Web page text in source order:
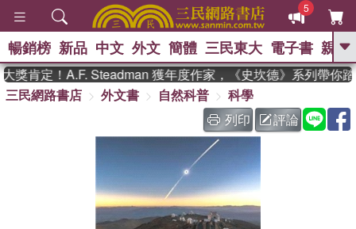
5
GO
熱搜： 東野圭吾 、
、 如果歷史是一群喵 、 暑期
國際布克獎 臺灣漫遊錄 、 方
、 台灣的李登輝時代
孩：黎曼猜想
、 偉大的迷走神經
暢銷榜 新品 中文 外文 簡體 三民東大 電子書 親子
肯定！A.F. Steadman 獲年度作家，《史坎德》系列帶你踏
三民網路書店
外文書 自然科普
科學
列印
評論